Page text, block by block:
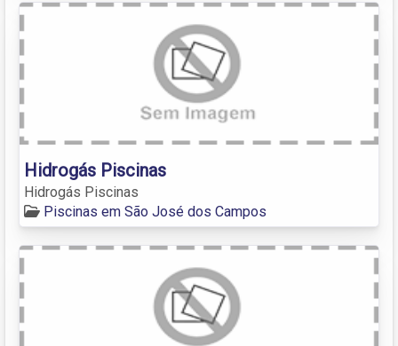
Hidrogás Piscinas
Hidrogás Piscinas
Piscinas em São José dos Campos